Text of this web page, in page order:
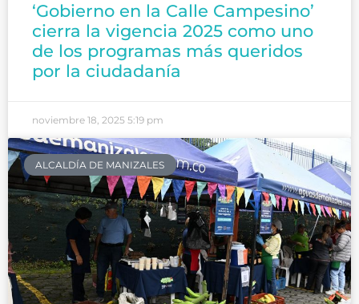
‘Gobierno en la Calle Campesino’
cierra la vigencia 2025 como uno
de los programas más queridos
por la ciudadanía
noviembre 18, 2025 5:19 pm
ALCALDÍA DE MANIZALES